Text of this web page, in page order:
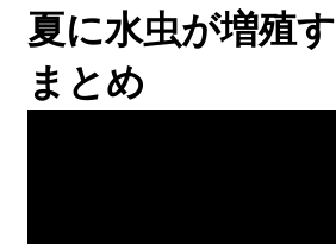
夏に水虫が増殖
まとめ